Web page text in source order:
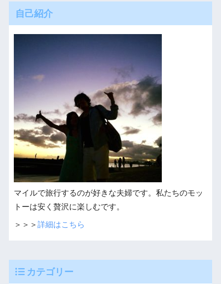
自己紹介
マイルで旅行するのが好きな夫婦です。私たちのモッ
トーは安く贅沢に楽しむです。
＞＞＞ 詳細はこちら
カテゴリー